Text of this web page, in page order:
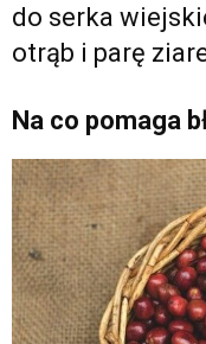
do serka
otrąb i parę
Na co pomaga